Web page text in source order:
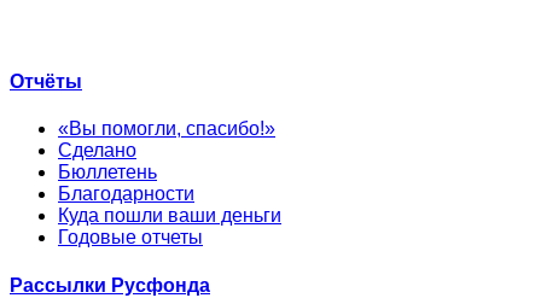
Отчёты
«Вы помогли, спасибо!»
Сделано
Бюллетень
Благодарности
Куда пошли ваши деньги
Годовые отчеты
Рассылки Русфонда